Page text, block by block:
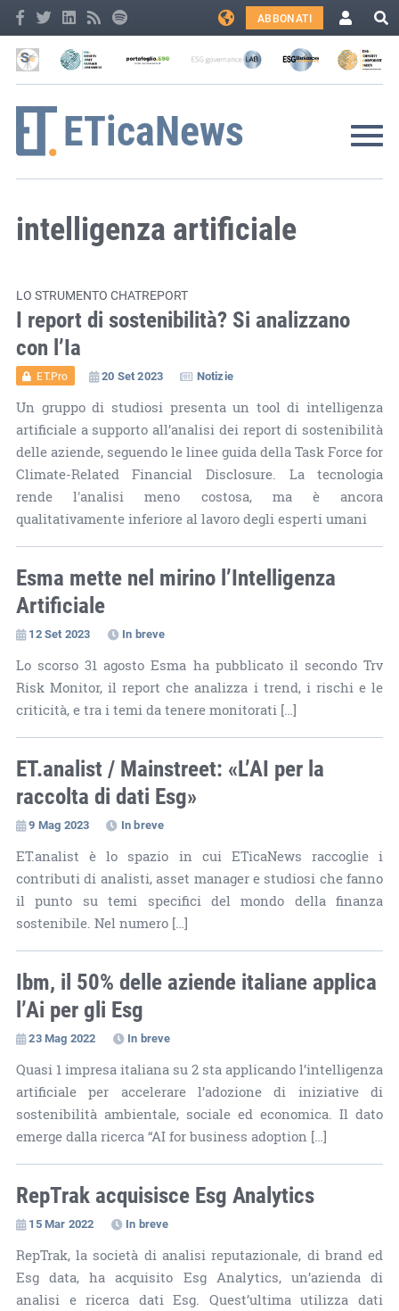
ABBONATI
intelligenza artificiale
LO STRUMENTO CHATREPORT
I report di sostenibilità? Si analizzano
con l’Ia
ET.Pro 20 Set 2023 Notizie
Un gruppo di studiosi presenta un tool di intelligenza
artificiale a supporto all’analisi dei report di sostenibilità
delle aziende, seguendo le linee guida della Task Force for
Climate-Related Financial Disclosure. La tecnologia
rende l'analisi meno costosa, ma è ancora
qualitativamente inferiore al lavoro degli esperti umani
Esma mette nel mirino l’Intelligenza
Artificiale
12 Set 2023 In breve
Lo scorso 31 agosto Esma ha pubblicato il secondo Trv
Risk Monitor, il report che analizza i trend, i rischi e le
criticità, e tra i temi da tenere monitorati […]
ET.analist / Mainstreet: «L’AI per la
raccolta di dati Esg»
9 Mag 2023 In breve
ET.analist è lo spazio in cui ETicaNews raccoglie i
contributi di analisti, asset manager e studiosi che fanno
il punto su temi specifici del mondo della finanza
sostenibile. Nel numero […]
Ibm, il 50% delle aziende italiane applica
l’Ai per gli Esg
23 Mag 2022 In breve
Quasi 1 impresa italiana su 2 sta applicando l’intelligenza
artificiale per accelerare l’adozione di iniziative di
sostenibilità ambientale, sociale ed economica. Il dato
emerge dalla ricerca “AI for business adoption […]
RepTrak acquisisce Esg Analytics
15 Mar 2022 In breve
RepTrak, la società di analisi reputazionale, di brand ed
Esg data, ha acquisito Esg Analytics, un’azienda di
analisi e ricerca dati Esg. Quest’ultima utilizza dati